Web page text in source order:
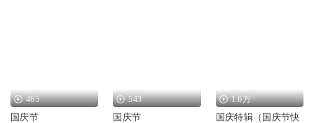
465
国庆节
543
国庆节
1.6万
国庆特辑（国庆节快